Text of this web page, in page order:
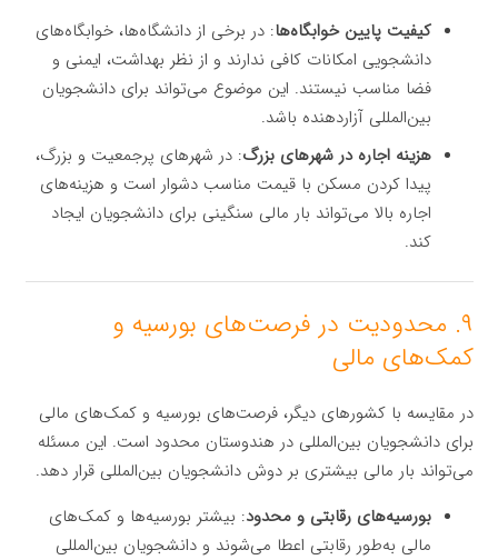
کیفیت پایین خوابگاه‌ها: در برخی از دانشگاه‌ها، خوابگاه‌های
دانشجویی امکانات کافی ندارند و از نظر بهداشت، ایمنی و
فضا مناسب نیستند. این موضوع می‌تواند برای دانشجویان
بین‌المللی آزاردهنده باشد.
هزینه اجاره در شهرهای بزرگ: در شهرهای پرجمعیت و بزرگ،
پیدا کردن مسکن با قیمت مناسب دشوار است و هزینه‌های
اجاره بالا می‌تواند بار مالی سنگینی برای دانشجویان ایجاد
کند.
۹. محدودیت در فرصت‌های بورسیه و
کمک‌های مالی
در مقایسه با کشورهای دیگر، فرصت‌های بورسیه و کمک‌های مالی
برای دانشجویان بین‌المللی در هندوستان محدود است. این مسئله
می‌تواند بار مالی بیشتری بر دوش دانشجویان بین‌المللی قرار دهد.
بورسیه‌های رقابتی و محدود: بیشتر بورسیه‌ها و کمک‌های
مالی به‌طور رقابتی اعطا می‌شوند و دانشجویان بین‌المللی